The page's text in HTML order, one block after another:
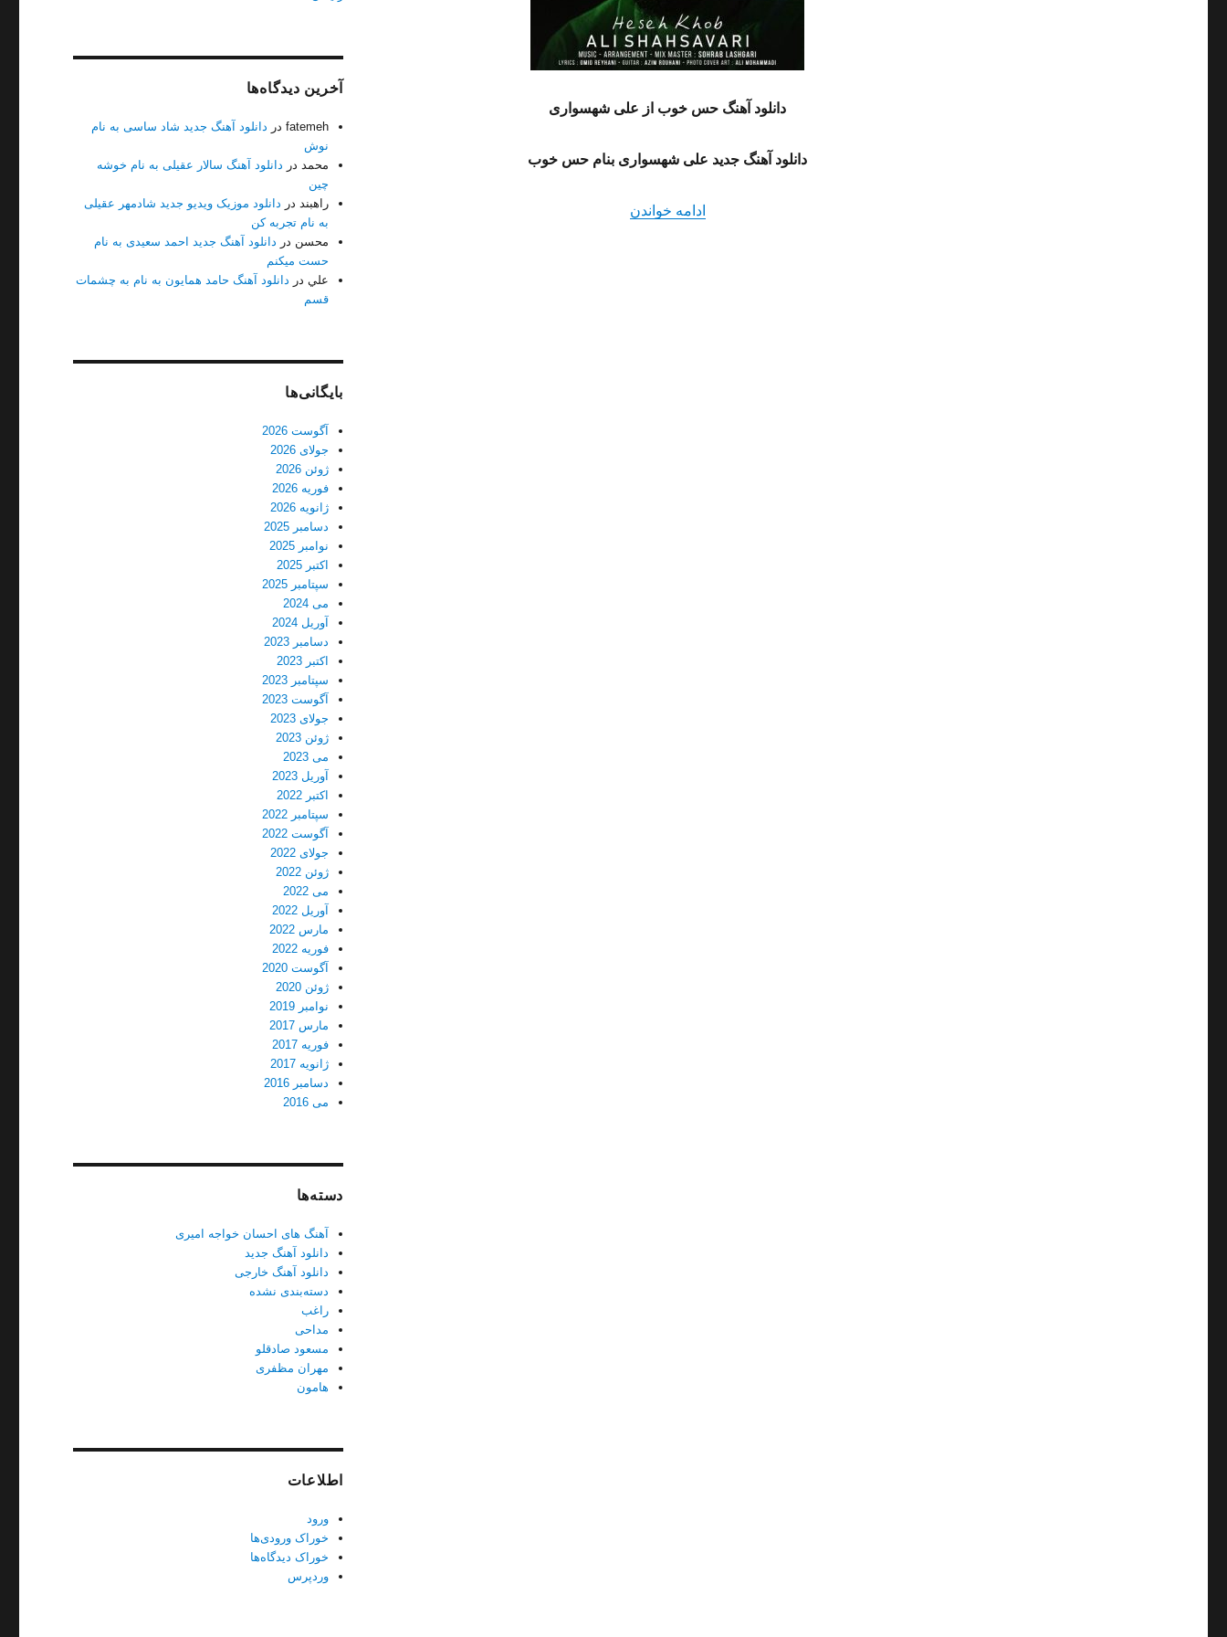
دانلود آهنگ حس خوب از علی شهسواری
دانلود آهنگ جدید علی شهسواری بنام حس خوب
ادامه خواندن
آخرین دیدگاه‌ها
fatemeh در دانلود آهنگ جدید شاد ساسی به نام
نوش
محمد در دانلود آهنگ سالار عقیلی به نام خوشه
چین
راهبند در دانلود موزیک ویدیو جدید شادمهر عقیلی
به نام تجربه کن
محسن در دانلود آهنگ جدید احمد سعیدی به نام
حست میکنم
علي در دانلود آهنگ حامد همایون به نام به چشمات
قسم
بایگانی‌ها
آگوست 2026
جولای 2026
ژوئن 2026
فوریه 2026
ژانویه 2026
دسامبر 2025
نوامبر 2025
اکتبر 2025
سپتامبر 2025
می 2024
آوریل 2024
دسامبر 2023
اکتبر 2023
سپتامبر 2023
آگوست 2023
جولای 2023
ژوئن 2023
می 2023
آوریل 2023
اکتبر 2022
سپتامبر 2022
آگوست 2022
جولای 2022
ژوئن 2022
می 2022
آوریل 2022
مارس 2022
فوریه 2022
آگوست 2020
ژوئن 2020
نوامبر 2019
مارس 2017
فوریه 2017
ژانویه 2017
دسامبر 2016
می 2016
دسته‌ها
آهنگ های احسان خواجه امیری
دانلود آهنگ جدید
دانلود آهنگ خارجی
دسته‌بندی نشده
راغب
مداحی
مسعود صادقلو
مهران مظفری
هامون
اطلاعات
ورود
خوراک ورودی‌ها
خوراک دیدگاه‌ها
وردپرس